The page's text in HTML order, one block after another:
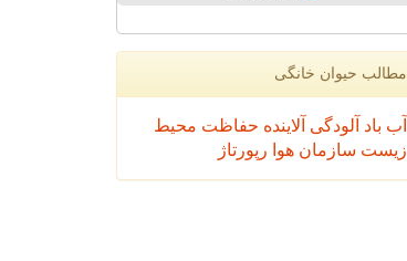
مطالب حیوان خانگی
آب باد آلودگی آلاینده حفاظت محیط
زیست سازمان هوا رپورتاژ